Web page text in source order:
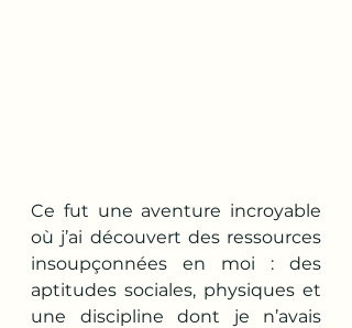
Ce fut une aventure incroyable
où j’ai découvert des ressources
insoupçonnées en moi : des
aptitudes sociales, physiques et
une discipline dont je n’avais